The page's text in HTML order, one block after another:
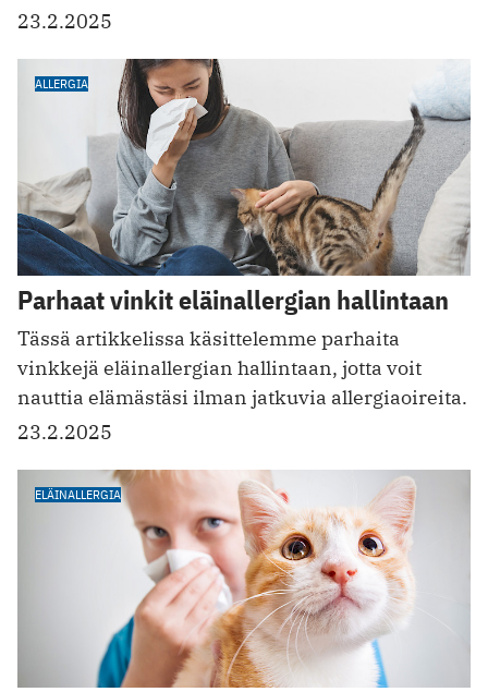
23.2.2025
ALLERGIA
Parhaat vinkit eläinallergian hallintaan
Tässä artikkelissa käsittelemme parhaita
vinkkejä eläinallergian hallintaan, jotta voit
nauttia elämästäsi ilman jatkuvia allergiaoireita.
23.2.2025
ELÄINALLERGIA